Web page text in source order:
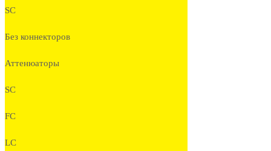
SC
Без коннекторов
Аттенюаторы
SC
FC
LC